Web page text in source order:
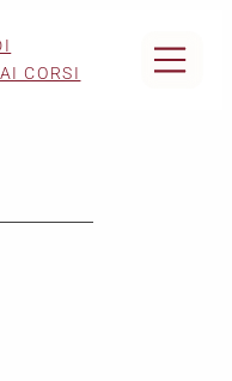
CORSI